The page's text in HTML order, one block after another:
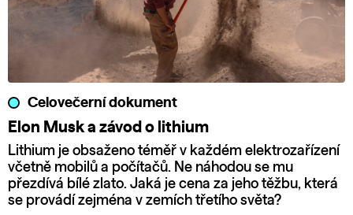
Celovečerní dokument
Elon Musk a závod o lithium
Lithium je obsaženo téměř v každém elektrozařízení
včetně mobilů a počítačů. Ne náhodou se mu
přezdívá bílé zlato. Jaká je cena za jeho těžbu, která
se provádí zejména v zemích třetího světa?